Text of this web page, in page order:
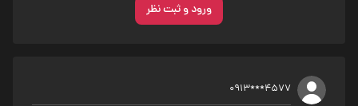
ورود و ثبت نظر
0913***4577